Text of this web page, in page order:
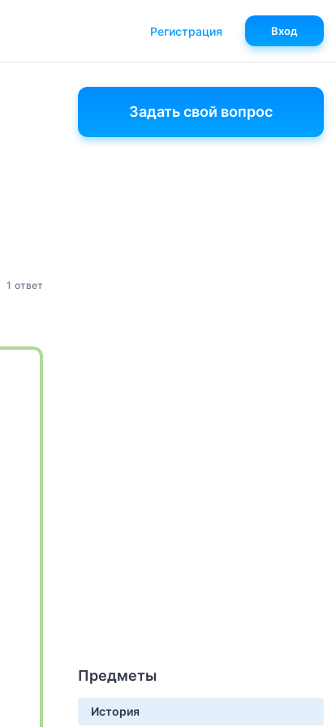
1 ответ
Задать свой вопрос
Предметы
История
Регистрация Вход